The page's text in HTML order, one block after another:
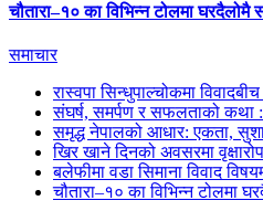
चौतारा–१० का विभिन्न टोलमा घरदैलोमै
समाचार
रास्वपा सिन्धुपाल्चोकमा
संघर्ष, समर्पण र सफलताको कथा :
समृद्ध नेपालको आधार: एकता,
खिर खाने दिनको अवसरमा
बलेफीमा वडा सिमाना विवाद
चौतारा–१० का विभिन्न टोलमा